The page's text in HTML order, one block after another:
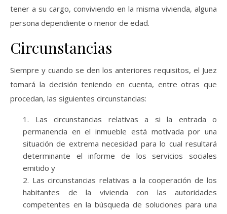
tener a su cargo, conviviendo en la misma vivienda, alguna
persona dependiente o menor de edad.
Circunstancias
Siempre y cuando se den los anteriores requisitos, el Juez
tomará la decisión teniendo en cuenta, entre otras que
procedan, las siguientes circunstancias:
Las circunstancias relativas a si la entrada o
permanencia en el inmueble está motivada por una
situación de extrema necesidad para lo cual resultará
determinante el informe de los servicios sociales
emitido y
Las circunstancias relativas a la cooperación de los
habitantes de la vivienda con las autoridades
competentes en la búsqueda de soluciones para una